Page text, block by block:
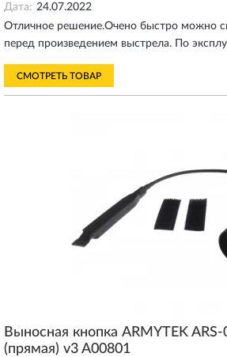
Дата: 24.07.2022
Отличное решение.Очено быстро можно
перед произведением выстрела. По
СМОТРЕТЬ ТОВАР
Выносная кнопка ARMYTEK
(прямая) v3 A00801